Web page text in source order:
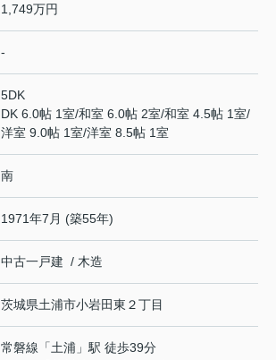
1,749万円
-
5DK
DK 6.0帖 1室/和室 6.0帖 2室/和室 4.5帖 1室/
洋室 9.0帖 1室/洋室 8.5帖 1室
南
1971年7月 (築55年)
中古一戸建 / 木造
茨城県土浦市小岩田東 ２丁目
常磐線 「土浦 」駅 徒歩39分